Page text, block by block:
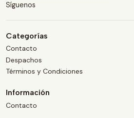
Síguenos
Categorías
Contacto
Despachos
Términos y Condiciones
Información
Contacto